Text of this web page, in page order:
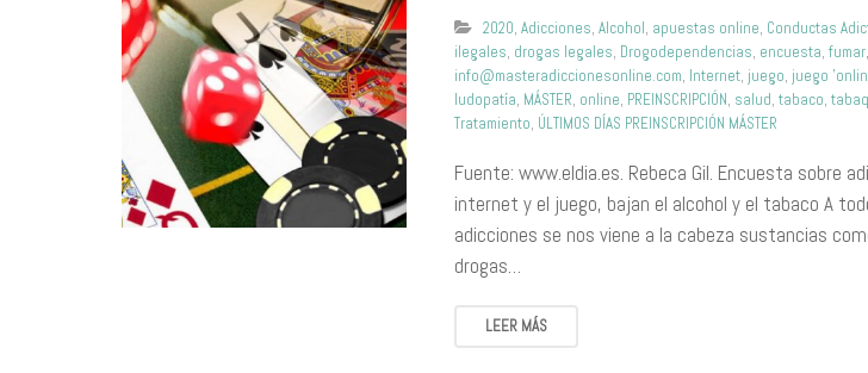
2020,Adicciones,Alcohol, apuestas online, Conductas
ilegales, drogas legales, Drogodependencias, encuesta,fumar,
info@masteradiccionesonline.com, Internet, juego, juego
ludopatía, MÁSTER, online, PREINSCRIPCIÓN, salud,tabaco,
Tratamiento, ÚLTIMOS DÍAS PREINSCRIPCIÓN MÁSTER
Fuente: www.eldia.es. Rebeca Gil. Encuesta sobre
internet y el juego, bajan el alcohol y el tabaco A
adicciones se nos viene a la cabeza sustancias
drogas…
LEER MÁS